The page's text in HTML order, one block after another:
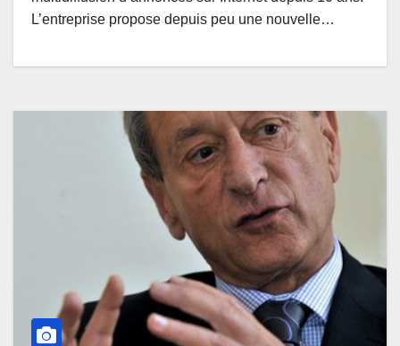
L’entreprise propose depuis peu une nouvelle…